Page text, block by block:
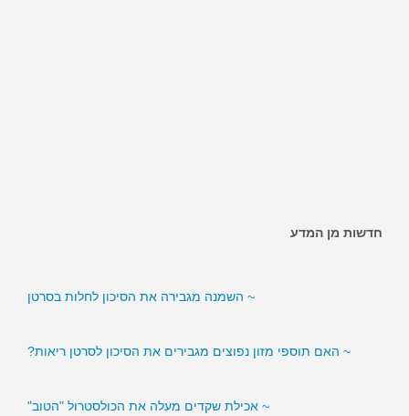
חדשות מן המדע
~ האם ממתיקים מלאכותיים מגבירים את הסיכון לסוכרת?
~ השמנה מגבירה את הסיכון לחלות בסרטן
~ האם תוספי מזון נפוצים מגבירים את הסיכון לסרטן ריאות?
~ אכילת שקדים מעלה את הכולסטרול "הטוב"